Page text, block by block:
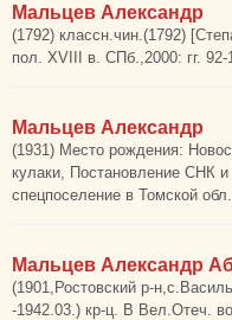
Мальцев Александр
(1792) классн.чин.(1792)
пол. XVIII в. СПб.,2000: гг. 92-
Мальцев Александр
(1931) Место рождения:
кулаки, Постановление СНК
спецпоселение в Томской
Мальцев Александр
(1901,Ростовский р-
-1942.03.) кр-ц. В Вел.Отеч.